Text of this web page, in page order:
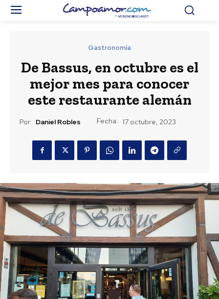
Gastronomía
De Bassus, en octubre es el
mejor mes para conocer
este restaurante alemán
Por: Daniel Robles Fecha: 17 octubre, 2023